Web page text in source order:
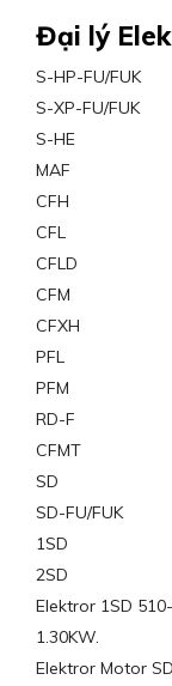
Đại lý
S-HP-FU/FUK
S-XP-FU/FUK
S-HE
MAF
CFH
CFL
CFLD
CFM
CFXH
PFL
PFM
RD-F
CFMT
SD
SD-FU/FUK
1SD
2SD
Elektror 1SD
1.30KW.
Elektror Motor